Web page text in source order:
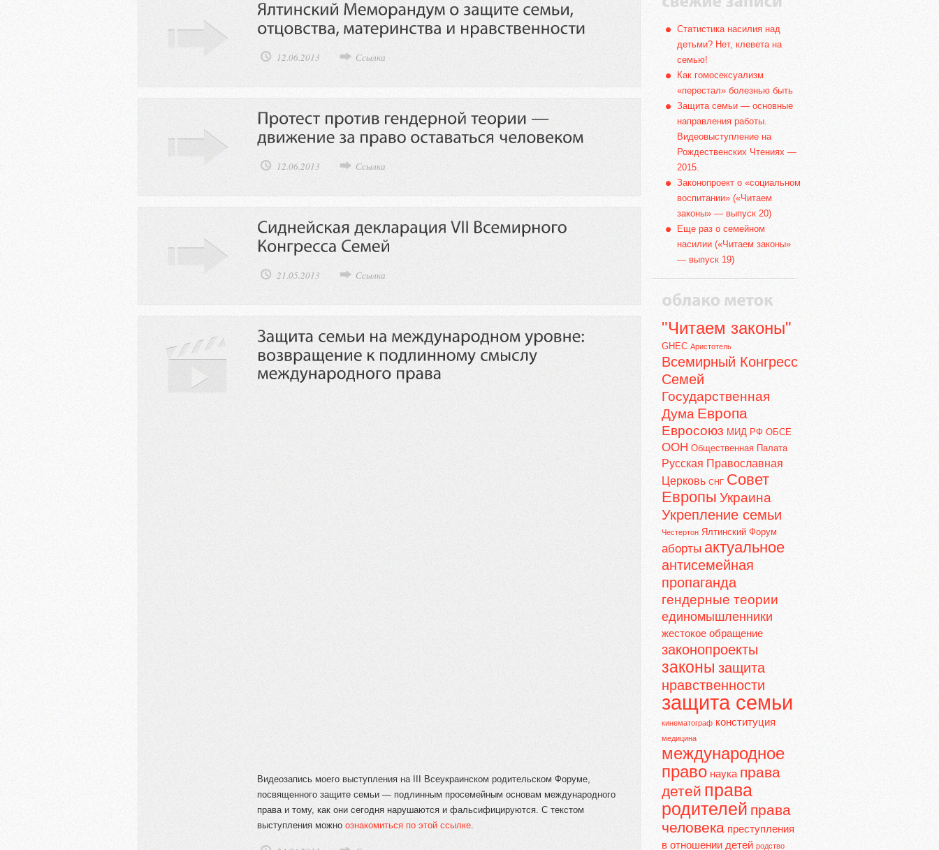
Статистика насилия над
детьми? Нет, клевета на
семью!
Как гомосексуализм
«перестал» болезнью быть
Защита семьи — основные
направления работы.
Видеовыступление на
Рождественских Чтениях —
2015.
Законопроект о «социальном
воспитании» («Читаем
законы» — выпуск 20)
Еще раз о семейном
насилии («Читаем законы»
— выпуск 19)
"Читаем законы"
GHEC Аристотель
Всемирный Конгресс
Семей
Государственная
Дума Европа
Евросоюз МИД РФ ОБСЕ
ООН Общественная Палата
Русская Православная
Церковь СНГ Совет
Европы Украина
Укрепление семьи
Честертон Ялтинский Форум
аборты актуальное
антисемейная
пропаганда
гендерные теории
единомышленники
жестокое обращение
законопроекты
законы защита
нравственности
защита семьи
кинематограф конституция
медицина
международное
право наука права
детей права
родителей права
человека преступления
в отношении детей родство
12.06.2013 Ссылка
12.06.2013 Ссылка
21.05.2013 Ссылка
Видеозапись моего выступления на III Всеукраинском родительском Форуме,
посвященного защите семьи — подлинным просемейным основам международного
права и тому, как они сегодня нарушаются и фальсифицируются. С текстом
выступления можно ознакомиться по этой ссылке.